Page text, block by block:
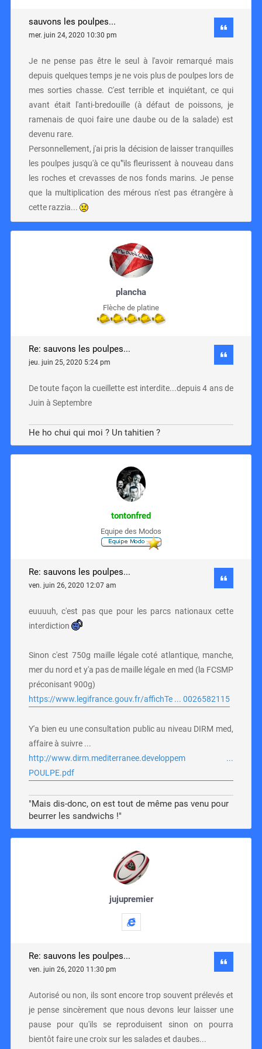
sauvons les poulpes...
mer. juin 24, 2020 10:30 pm
Je ne pense pas être le seul à l'avoir remarqué mais
depuis quelques temps je ne vois plus de poulpes lors de
mes sorties chasse. C'est terrible et inquiétant, ce qui
avant était l'anti-bredouille (à défaut de poissons, je
ramenais de quoi faire une daube ou de la salade) est
devenu rare.
Personnellement, j'ai pris la décision de laisser tranquilles
les poulpes jusqu'à ce qu'"ils fleurissent à nouveau dans
les roches et crevasses de nos fonds marins. Je pense
que la multiplication des mérous n'est pas étrangère à
cette razzia...
plancha
Flèche de platine
Re: sauvons les poulpes...
jeu. juin 25, 2020 5:24 pm
De toute façon la cueillette est interdite...depuis 4 ans de
Juin à Septembre
He ho chui qui moi ? Un tahitien ?
tontonfred
Equipe des Modos
Re: sauvons les poulpes...
ven. juin 26, 2020 12:07 am
euuuuh, c'est pas que pour les parcs nationaux cette
interdiction
Sinon c'est 750g maille légale coté atlantique, manche,
mer du nord et y'a pas de maille légale en med (la FCSMP
préconisant 900g)
https://www.legifrance.gouv.fr/affichTe ... 0026582115
Y'a bien eu une consultation public au niveau DIRM med,
affaire à suivre ...
http://www.dirm.mediterranee.developpem ...
POULPE.pdf
"Mais dis-donc, on est tout de même pas venu pour
beurrer les sandwichs !"
jujupremier
Re: sauvons les poulpes...
ven. juin 26, 2020 11:30 pm
Autorisé ou non, ils sont encore trop souvent prélevés et
je pense sincèrement que nous devons leur laisser une
pause pour qu'ils se reproduisent sinon on pourra
bientôt faire une croix sur les salades et daubes...